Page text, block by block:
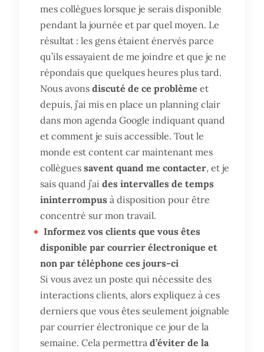
mes collègues lorsque je serais disponible
pendant la journée et par quel moyen. Le
résultat : les gens étaient énervés parce
qu’ils essayaient de me joindre et que je ne
répondais que quelques heures plus tard.
Nous avons discuté de ce problème et
depuis, j’ai mis en place un planning clair
dans mon agenda Google indiquant quand
et comment je suis accessible. Tout le
monde est content car maintenant mes
collègues savent quand me contacter, et je
sais quand j’ai des intervalles de temps
ininterrompus à disposition pour être
concentré sur mon travail.
Informez vos clients que vous êtes
disponible par courrier électronique et
non par téléphone ces jours-ci
Si vous avez un poste qui nécessite des
interactions clients, alors expliquez à ces
derniers que vous êtes seulement joignable
par courrier électronique ce jour de la
semaine. Cela permettra d’éviter de la